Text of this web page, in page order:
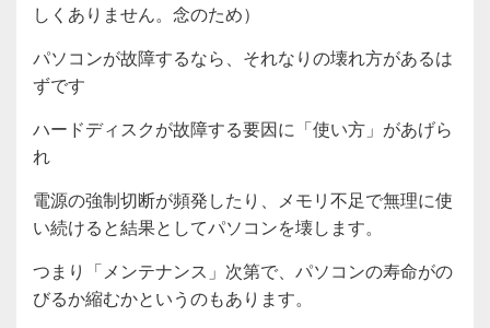
しくありません。念のため）
パソコンが故障するなら、それなりの壊れ方があるは
ずです
ハードディスクが故障する要因に「使い方」があげら
れ
電源の強制切断が頻発したり、メモリ不足で無理に使
い続けると結果としてパソコンを壊します。
つまり「メンテナンス」次第で、パソコンの寿命がの
びるか縮むかというのもあります。